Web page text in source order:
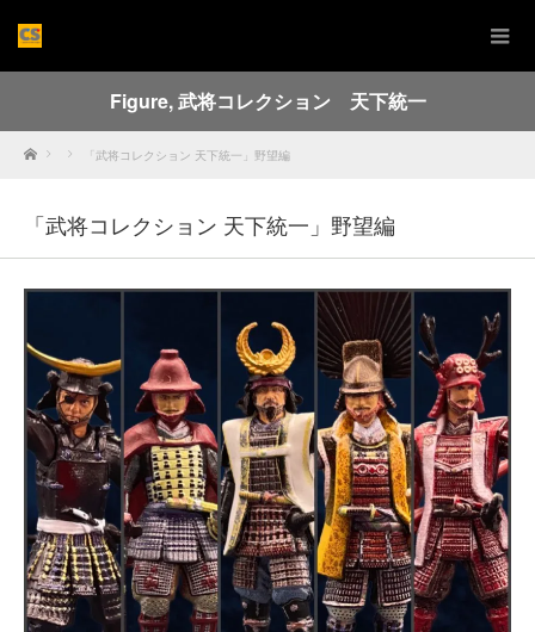
Figure,武将コレクション 天下統一
Home 「武将コレクション 天下統一」野望編
「武将コレクション 天下統一」野望編